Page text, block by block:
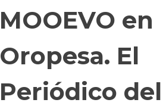
MOOEVO en
Oropesa. El
Periódico del